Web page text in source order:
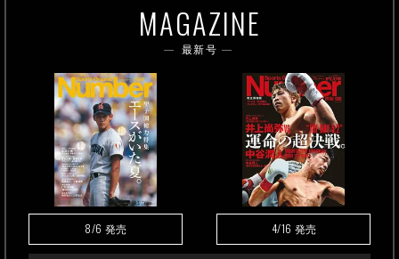
MAGAZINE
最新号
8/6 発売 4/16 発売